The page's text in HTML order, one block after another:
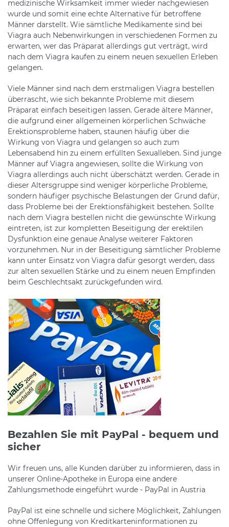
medizinische Wirksamkeit immer wieder nachgewiesen
wurde und somit eine echte Alternative für betroffene
Männer darstellt. Wie sämtliche Medikamente sind bei
Viagra auch Nebenwirkungen in verschiedenen Formen zu
erwarten, wer das Präparat allerdings gut verträgt, wird
nach dem Viagra kaufen zu einem neuen sexuellen Erleben
gelangen.
Viele Männer sind nach dem erstmaligen Viagra bestellen
überrascht, wie sich bekannte Probleme mit diesem
Präparat einfach beseitigen lassen. Gerade ältere Männer,
die aufgrund einer allgemeinen körperlichen Schwäche
Erektionsprobleme haben, staunen häufig über die
Wirkung von Viagra und gelangen so auch zum
Lebensabend hin zu einem erfüllten Sexualleben. Sind junge
Männer auf Viagra angewiesen, sollte die Wirkung von
Viagra allerdings auch nicht überschätzt werden. Gerade in
dieser Altersgruppe sind weniger körperliche Probleme,
sondern häufiger psychische Belastungen der Grund dafür,
dass Probleme bei der Erektionsfähigkeit bestehen. Sollte
nach dem Viagra bestellen nicht die gewünschte Wirkung
eintreten, ist zur kompletten Beseitigung der erektilen
Dysfunktion eine genaue Analyse weiterer Faktoren
vorzunehmen. Nur in der Beseitigung sämtlicher Probleme
kann unter Einsatz von Viagra dafür gesorgt werden, dass
zur alten sexuellen Stärke und zu einem neuen Empfinden
beim Geschlechtsakt zurückgefunden wird.
Bezahlen Sie mit PayPal - bequem und
sicher
Wir freuen uns, alle Kunden darüber zu informieren, dass in
unserer Online-Apotheke in Europa eine andere
Zahlungsmethode eingeführt wurde - PayPal in Austria
PayPal ist eine schnelle und sichere Möglichkeit, Zahlungen
ohne Offenlegung von Kreditkarteninformationen zu